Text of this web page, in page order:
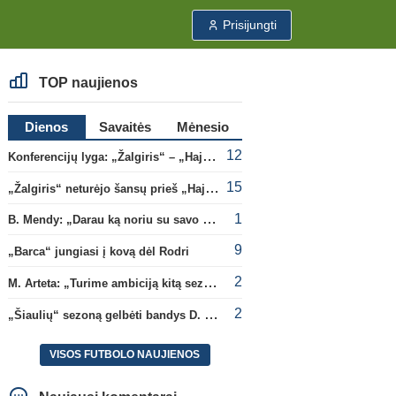
Prisijungti
TOP naujienos
Dienos Savaitės
Mėnesio
Konferencijų lyga: „Žalgiris“ – „Hajduk“ (rungtynės tiesiogiai)
12
„Žalgiris“ neturėjo šansų prieš „Hajduk“ 15
B. Mendy: „Darau ką noriu su savo pasaulio čempionato titulu“ 1
„Barca“ jungiasi į kovą dėl Rodri 9
M. Arteta: „Turime ambiciją kitą sezoną kovoti dėl visų titulų“ 2
„Šiaulių“ sezoną gelbėti bandys D. Lastauskas 2
VISOS FUTBOLO NAUJIENOS